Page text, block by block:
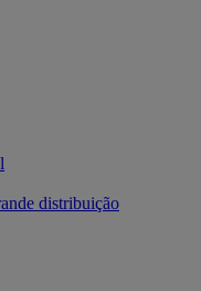
distribuição